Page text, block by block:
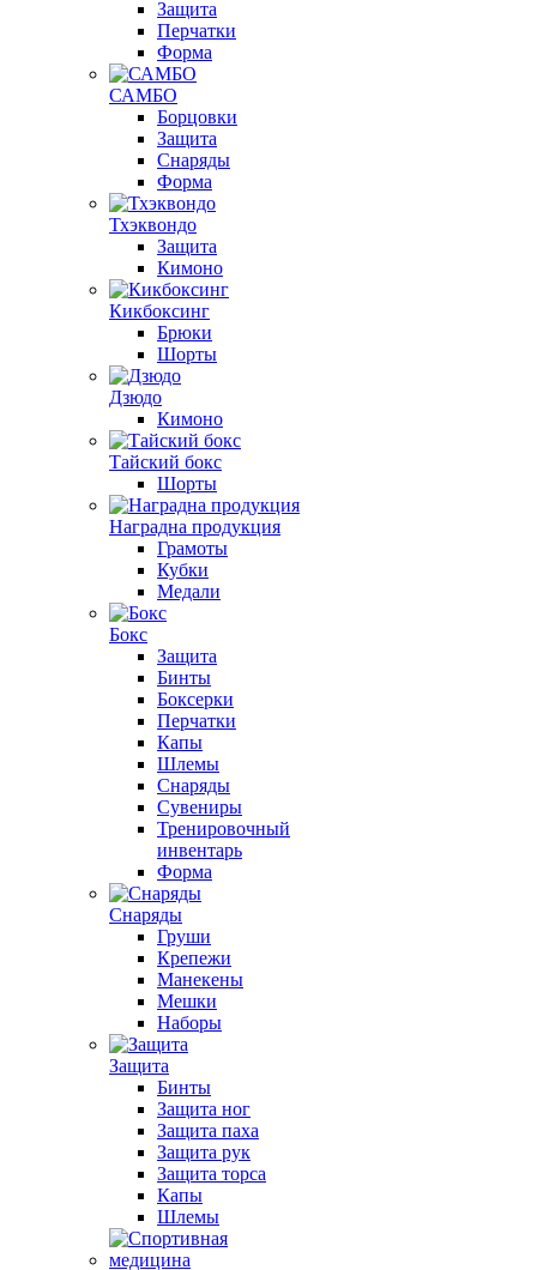
Защита
Перчатки
Форма
САМБО
Борцовки
Защита
Снаряды
Форма
Тхэквондо
Защита
Кимоно
Кикбоксинг
Брюки
Шорты
Дзюдо
Кимоно
Тайский бокс
Шорты
Наградна продукция
Грамоты
Кубки
Медали
Бокс
Защита
Бинты
Боксерки
Перчатки
Капы
Шлемы
Снаряды
Сувениры
Тренировочный
инвентарь
Форма
Снаряды
Груши
Крепежи
Манекены
Мешки
Наборы
Защита
Бинты
Защита ног
Защита паха
Защита рук
Защита торса
Капы
Шлемы